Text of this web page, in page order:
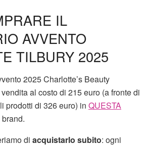
IL
AVVENTO
TILBURY 2025
2025 Charlotte’s Beauty
al costo di 215 euro (a fronte di
prodotti di 326 euro) in QUESTA
di acquistarlo subito: ogni